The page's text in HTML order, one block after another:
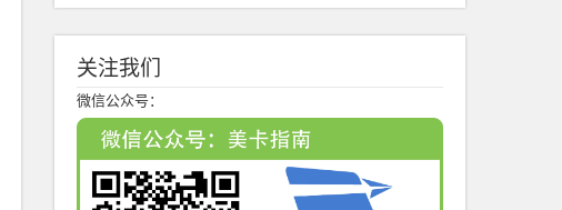
关注我们
微信公众号：